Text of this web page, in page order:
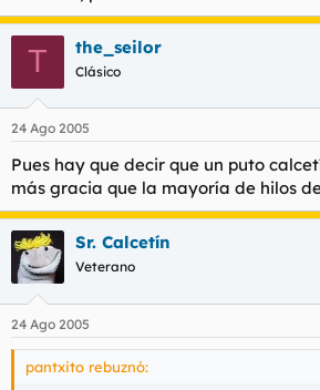
T the_seilor
Clásico
24 Ago 2005
Pues hay que decir que un puto
más gracia que la mayoría de hilos
Sr. Calcetín
Veterano
24 Ago 2005
pantxito rebuznó: